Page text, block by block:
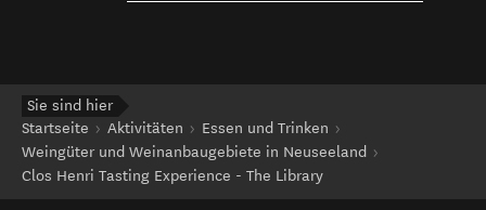
Sie sind hier
Startseite
Aktivitäten
Essen und Trinken
Weingüter und Weinanbaugebiete in Neuseeland
Clos Henri Tasting Experience - The Library